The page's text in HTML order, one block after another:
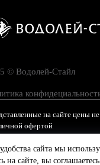
© Водолей-Cтайл
на сайте цены
офертой
сайта мы
на сайте, вы